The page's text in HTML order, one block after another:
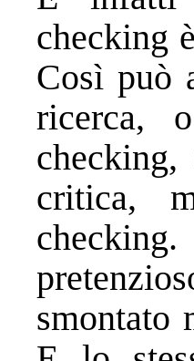
checking
Così può
ricerca,
critica,
smontato